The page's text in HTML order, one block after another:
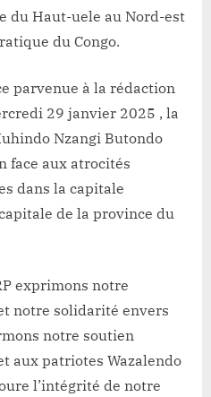
du Haut-uele au Nord-est
du Congo.
parvenue à la rédaction
29 janvier 2025 , la
Nzangi Butondo
face aux atrocités
dans la capitale
de la province du
exprimons notre
notre solidarité envers
notre soutien
aux patriotes Wazalendo
l’intégrité de notre